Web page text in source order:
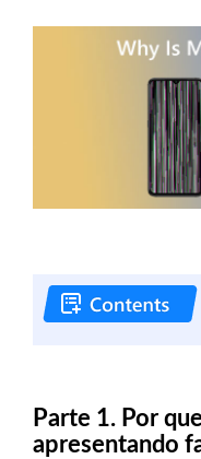
Parte 1. Por
apresentando